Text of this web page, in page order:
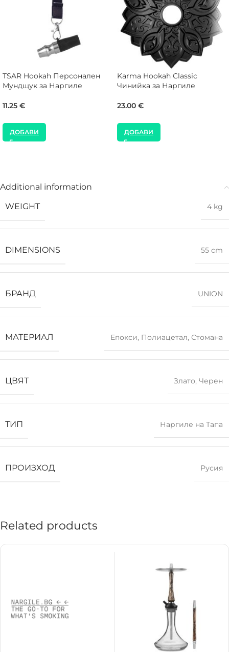
TSAR Hookah Персонален
Мундщук за Наргиле
11.25 €
ДОБАВИ
Karma Hookah Classic
Чинийка за Наргиле
23.00 €
ДОБАВИ
Additional information
WEIGHT
4 kg
DIMENSIONS 55 cm
БРАНД UNION
МАТЕРИАЛ Епокси, Полиацетал, Стомана
ЦВЯТ Злато, Черен
ТИП Наргиле на Тапа
ПРОИЗХОД Русия
Related products